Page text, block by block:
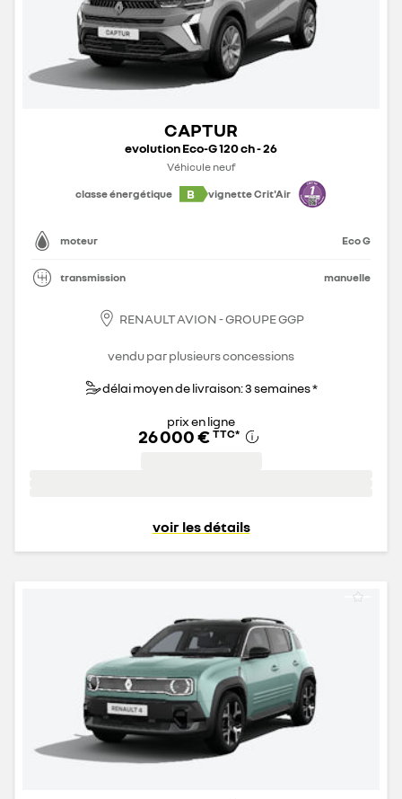
CAPTUR
evolution Eco-G 120 ch - 26
Véhicule neuf
classe énergétique
B vignette Crit'Air
moteur Eco G
transmission manuelle
RENAULT AVION - GROUPE GGP
vendu par plusieurs concessions
délai moyen de livraison: 3 semaines *
prix en ligne
26 000 € TTC*
voir les détails